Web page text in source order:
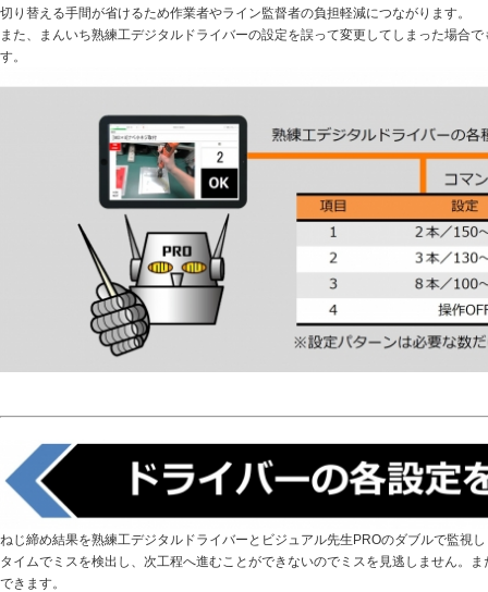
切り替える手間が省けるため作業者やライン監督者の負担軽減につながります。
また、まんいち熟練工デジタルドライバーの設定を誤って変更してしまった場合
す。
ねじ締め結果を熟練工デジタルドライバーとビジュアル先生PROのダブルで監視
タイムでミスを検出し、次工程へ進むことができないのでミスを見逃しません。
できます。